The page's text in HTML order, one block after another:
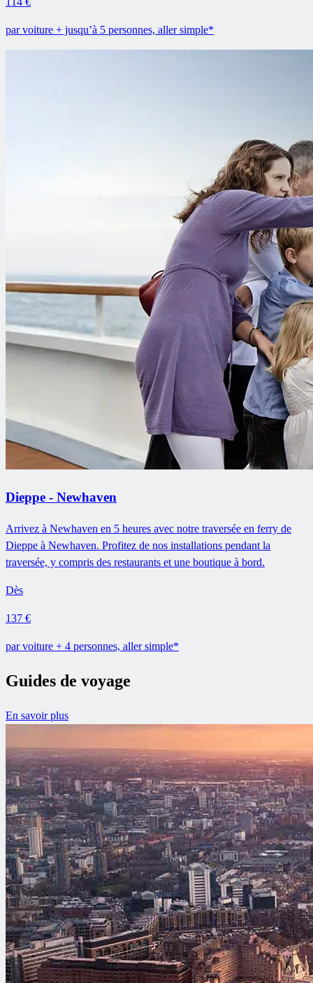
par voiture + jusqu’à 5 personnes, aller simple*
Dieppe - Newhaven
Arrivez à Newhaven en 5 heures avec notre traversée en ferry de
Dieppe à Newhaven. Profitez de nos installations pendant la
traversée, y compris des restaurants et une boutique à bord.
Dès
137 €
par voiture + 4 personnes, aller simple*
Guides de voyage
En savoir plus